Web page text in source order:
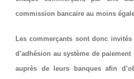
commission bancaire au moins
Les commerçants sont donc
d’adhésion au système de
auprès de leurs banques afin